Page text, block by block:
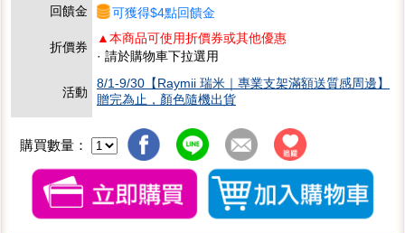
回饋金 可獲得$4點回饋金
折價券
▲本商品可使用折價券或其他優惠
· 請於購物車下拉選用
活動
8/1-9/30【Raymii 瑞米｜專業支架滿額送質感周邊】
贈完為止，顏色隨機出貨
購買數量：